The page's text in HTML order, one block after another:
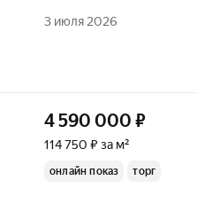
3 июля 2026
4 590 000 ₽
114 750 ₽ за м²
онлайн показ торг